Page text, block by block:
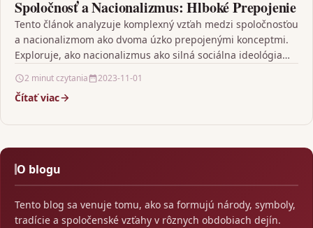
Spoločnosť a Nacionalizmus: Hlboké Prepojenie
Tento článok analyzuje komplexný vzťah medzi spoločnosťou
a nacionalizmom ako dvoma úzko prepojenými konceptmi.
Exploruje, ako nacionalizmus ako silná sociálna ideológia
2 minut czytania 2023-11-01
Čítať viac
O blogu
Tento blog sa venuje tomu, ako sa formujú národy, symboly,
tradície a spoločenské vzťahy v rôznych obdobiach dejín.